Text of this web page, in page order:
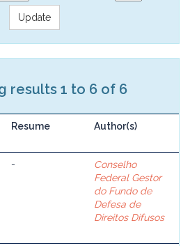
results 1 to 6 of 6
Resume Author(s)
-
Conselho
Federal Gestor
do Fundo de
Defesa de
Direitos Difusos